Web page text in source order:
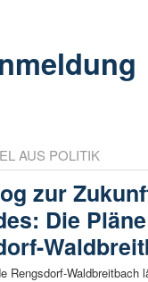
AUS POLITIK
zur
Die
Rengsdorf-Waldbreitbach